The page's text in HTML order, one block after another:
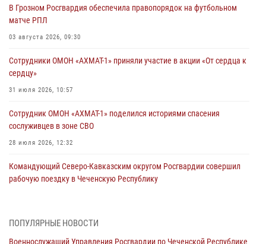
В Грозном Росгвардия обеспечила правопорядок на футбольном
матче РПЛ
03 августа 2026, 09:30
Сотрудники ОМОН «АХМАТ-1» приняли участие в акции «От сердца к
сердцу»
31 июля 2026, 10:57
Сотрудник ОМОН «АХМАТ-1» поделился историями спасения
сослуживцев в зоне СВО
28 июля 2026, 12:32
Командующий Северо-Кавказским округом Росгвардии совершил
рабочую поездку в Чеченскую Республику
Военнослужащий Управления Росгвардии по Чеченской Республике
ПОПУЛЯРНЫЕ НОВОСТИ
Военнослужащий Управления Росгвардии по Чеченской Республике